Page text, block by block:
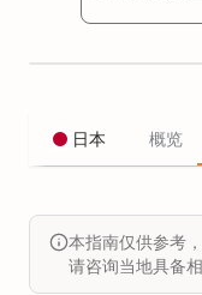
日本 概览
本指南仅供参考
请咨询当地具备